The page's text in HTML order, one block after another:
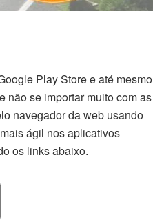
Play Store e até mesmo
não se importar muito com as
navegador da web usando
ágil nos aplicativos
os links abaixo.